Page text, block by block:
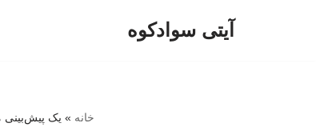
آیتی سوادکوه
خانه » یک پیش‌بینی